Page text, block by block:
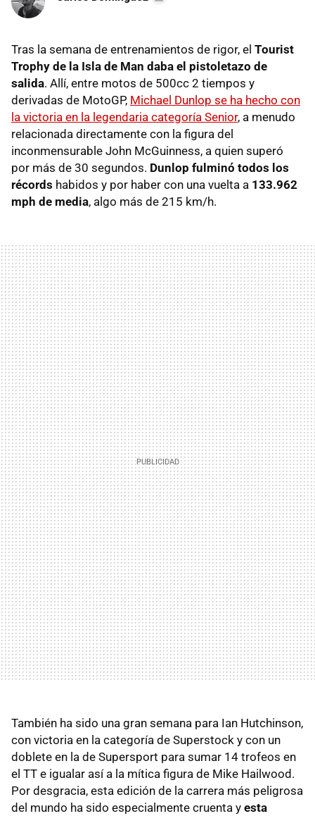
Tras la semana de entrenamientos de rigor, el Tourist
Trophy de la Isla de Man daba el pistoletazo de
salida. Allí, entre motos de 500cc 2 tiempos y
derivadas de MotoGP, Michael Dunlop se ha hecho con
la victoria en la legendaria categoría Senior, a menudo
relacionada directamente con la figura del
inconmensurable John McGuinness, a quien superó
por más de 30 segundos. Dunlop fulminó todos los
récords habidos y por haber con una vuelta a 133.962
mph de media, algo más de 215 km/h.
También ha sido una gran semana para Ian Hutchinson,
con victoria en la categoría de Superstock y con un
doblete en la de Supersport para sumar 14 trofeos en
el TT e igualar así a la mítica figura de Mike Hailwood.
Por desgracia, esta edición de la carrera más peligrosa
del mundo ha sido especialmente cruenta y esta